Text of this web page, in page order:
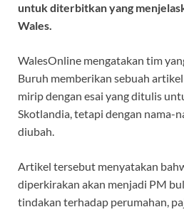
untuk diterbitkan yang
Wales.
WalesOnline mengatakan tim
Buruh memberikan sebuah
mirip dengan esai yang ditulis
Skotlandia, tetapi dengan nama-
diubah.
Artikel tersebut menyatakan
diperkirakan akan menjadi PM
tindakan terhadap perumahan,